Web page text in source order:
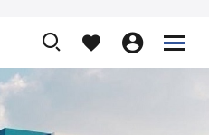
   

